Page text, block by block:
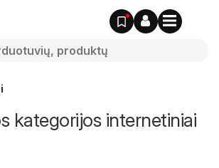
kategorijos internetiniai